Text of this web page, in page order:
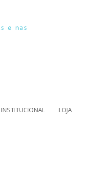
e nas
INSTITUCIONAL LOJA